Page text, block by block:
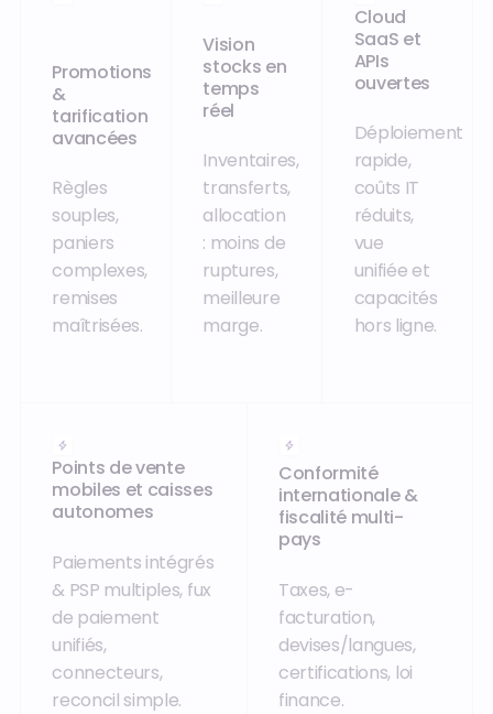
Promotions
&
tarification
avancées
Règles
souples,
paniers
complexes,
remises
maîtrisées.
Vision
stocks en
temps
réel
Inventaires,
transferts,
allocation
: moins de
ruptures,
meilleure
marge.
Cloud
SaaS et
APIs
ouvertes
Déploiement
rapide,
coûts IT
réduits,
vue
unifiée et
capacités
hors ligne.
Points de vente
mobiles et caisses
autonomes
Paiements intégrés
& PSP multiples, fux
de paiement
unifiés,
connecteurs,
reconcil simple.
Conformité
internationale &
fiscalité multi-
pays
Taxes, e-
facturation,
devises/langues,
certifications, loi
finance.